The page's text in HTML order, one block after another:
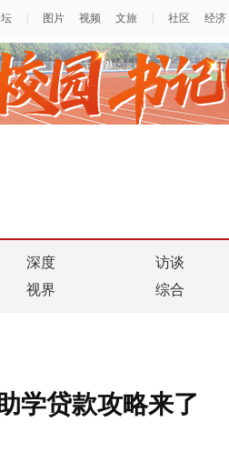
深度 访谈
视界 综合
学贷款攻略来了